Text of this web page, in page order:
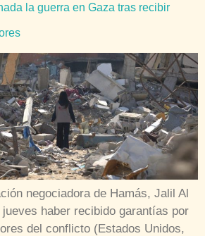
la guerra en Gaza tras recibir
negociadora de Hamás, Jalil Al
haber recibido garantías por
del conflicto (Estados Unidos,